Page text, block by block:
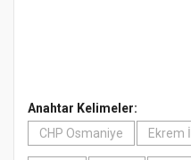
Anahtar Kelimeler:
CHP Osmaniye
Ekrem